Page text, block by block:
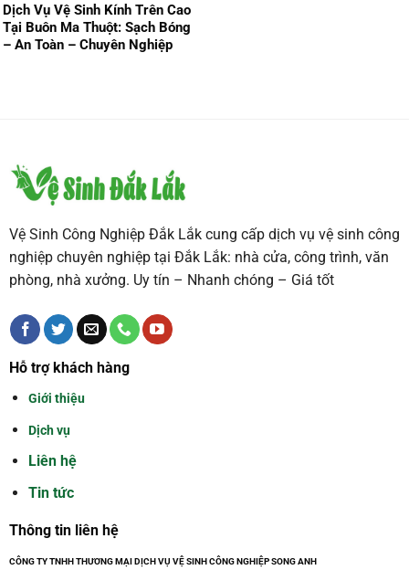
Dịch Vụ Vệ Sinh Kính Trên Cao
Tại Buôn Ma Thuột: Sạch Bóng
– An Toàn – Chuyên Nghiệp
Vệ Sinh Công Nghiệp Đắk Lắk cung cấp dịch vụ vệ sinh công
nghiệp chuyên nghiệp tại Đắk Lắk: nhà cửa, công trình, văn
phòng, nhà xưởng. Uy tín – Nhanh chóng – Giá tốt
Hỗ trợ khách hàng
Giới thiệu
Dịch vụ
Liên hệ
Tin tức
Thông tin liên hệ
CÔNG TY TNHH THƯƠNG MẠI DỊCH VỤ VỆ SINH CÔNG NGHIỆP SONG ANH